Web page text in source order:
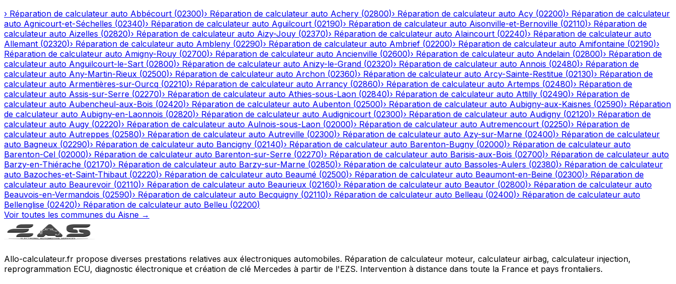
› Réparation de calculateur auto Abbécourt (02300)› Réparation de calculateur auto Achery (02800)› Réparation de calculateur auto Acy (02200)› Réparation de calculateur
auto Agnicourt-et-Séchelles (02340)› Réparation de calculateur auto Aguilcourt (02190)› Réparation de calculateur auto Aisonville-et-Bernoville (02110)› Réparation de
calculateur auto Aizelles (02820)› Réparation de calculateur auto Aizy-Jouy (02370)› Réparation de calculateur auto Alaincourt (02240)› Réparation de calculateur auto
Allemant (02320)› Réparation de calculateur auto Ambleny (02290)› Réparation de calculateur auto Ambrief (02200)› Réparation de calculateur auto Amifontaine (02190)›
Réparation de calculateur auto Amigny-Rouy (02700)› Réparation de calculateur auto Ancienville (02600)› Réparation de calculateur auto Andelain (02800)› Réparation de
calculateur auto Anguilcourt-le-Sart (02800)› Réparation de calculateur auto Anizy-le-Grand (02320)› Réparation de calculateur auto Annois (02480)› Réparation de
calculateur auto Any-Martin-Rieux (02500)› Réparation de calculateur auto Archon (02360)› Réparation de calculateur auto Arcy-Sainte-Restitue (02130)› Réparation de
calculateur auto Armentières-sur-Ourcq (02210)› Réparation de calculateur auto Arrancy (02860)› Réparation de calculateur auto Artemps (02480)› Réparation de
calculateur auto Assis-sur-Serre (02270)› Réparation de calculateur auto Athies-sous-Laon (02840)› Réparation de calculateur auto Attilly (02490)› Réparation de
calculateur auto Aubencheul-aux-Bois (02420)› Réparation de calculateur auto Aubenton (02500)› Réparation de calculateur auto Aubigny-aux-Kaisnes (02590)› Réparation
de calculateur auto Aubigny-en-Laonnois (02820)› Réparation de calculateur auto Audignicourt (02300)› Réparation de calculateur auto Audigny (02120)› Réparation de
calculateur auto Augy (02220)› Réparation de calculateur auto Aulnois-sous-Laon (02000)› Réparation de calculateur auto Autremencourt (02250)› Réparation de
calculateur auto Autreppes (02580)› Réparation de calculateur auto Autreville (02300)› Réparation de calculateur auto Azy-sur-Marne (02400)› Réparation de calculateur
auto Bagneux (02290)› Réparation de calculateur auto Bancigny (02140)› Réparation de calculateur auto Barenton-Bugny (02000)› Réparation de calculateur auto
Barenton-Cel (02000)› Réparation de calculateur auto Barenton-sur-Serre (02270)› Réparation de calculateur auto Barisis-aux-Bois (02700)› Réparation de calculateur auto
Barzy-en-Thiérache (02170)› Réparation de calculateur auto Barzy-sur-Marne (02850)› Réparation de calculateur auto Bassoles-Aulers (02380)› Réparation de calculateur
auto Bazoches-et-Saint-Thibaut (02220)› Réparation de calculateur auto Beaumé (02500)› Réparation de calculateur auto Beaumont-en-Beine (02300)› Réparation de
calculateur auto Beaurevoir (02110)› Réparation de calculateur auto Beaurieux (02160)› Réparation de calculateur auto Beautor (02800)› Réparation de calculateur auto
Beauvois-en-Vermandois (02590)› Réparation de calculateur auto Becquigny (02110)› Réparation de calculateur auto Belleau (02400)› Réparation de calculateur auto
Bellenglise (02420)› Réparation de calculateur auto Belleu (02200)
Voir toutes les communes du Aisne →
Allo-calculateur.fr propose diverses prestations relatives aux électroniques automobiles. Réparation de calculateur moteur, calculateur airbag, calculateur injection,
reprogrammation ECU, diagnostic électronique et création de clé Mercedes à partir de l'EZS. Intervention à distance dans toute la France et pays frontaliers.